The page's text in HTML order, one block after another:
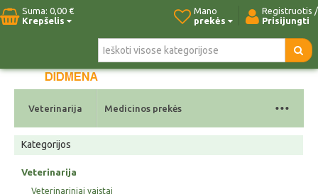
Suma: 0,00 €
Krepšelis
Registruotis /
Prisijungti
Mano
prekės
Pradžia Naujos prekės Kontaktai
Veterinarija Medicinos prekės ...
Kategorijos
Veterinarija
Veterinariniai vaistai